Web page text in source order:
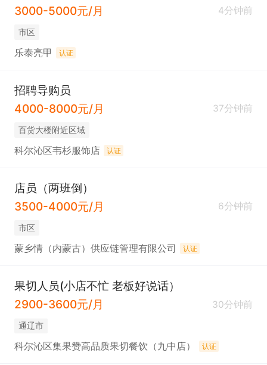
3000-5000元/月
4分钟前
市区
乐泰亮甲 认证
招聘导购员
4000-8000元/月
37分钟前
百货大楼附近区域
科尔沁区韦杉服饰店 认证
店员（两班倒）
3500-4000元/月
6分钟前
市区
蒙乡情（内蒙古）供应链管理有限公司 认证
果切人员(小店不忙 老板好说话）
2900-3600元/月
30分钟前
通辽市
科尔沁区集果赞高品质果切餐饮（九中店） 认证